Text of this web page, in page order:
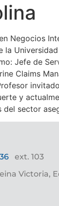
Negocios
la
Jefe de
Claims
y
del sector
ext. 103
Victoria,